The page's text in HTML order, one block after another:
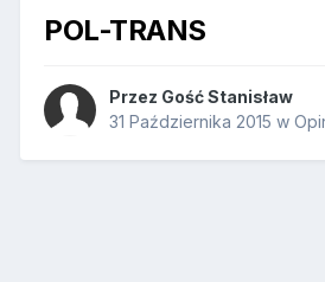
POL-TRANS
Przez Gość Stanisław
31 Października 2015 w